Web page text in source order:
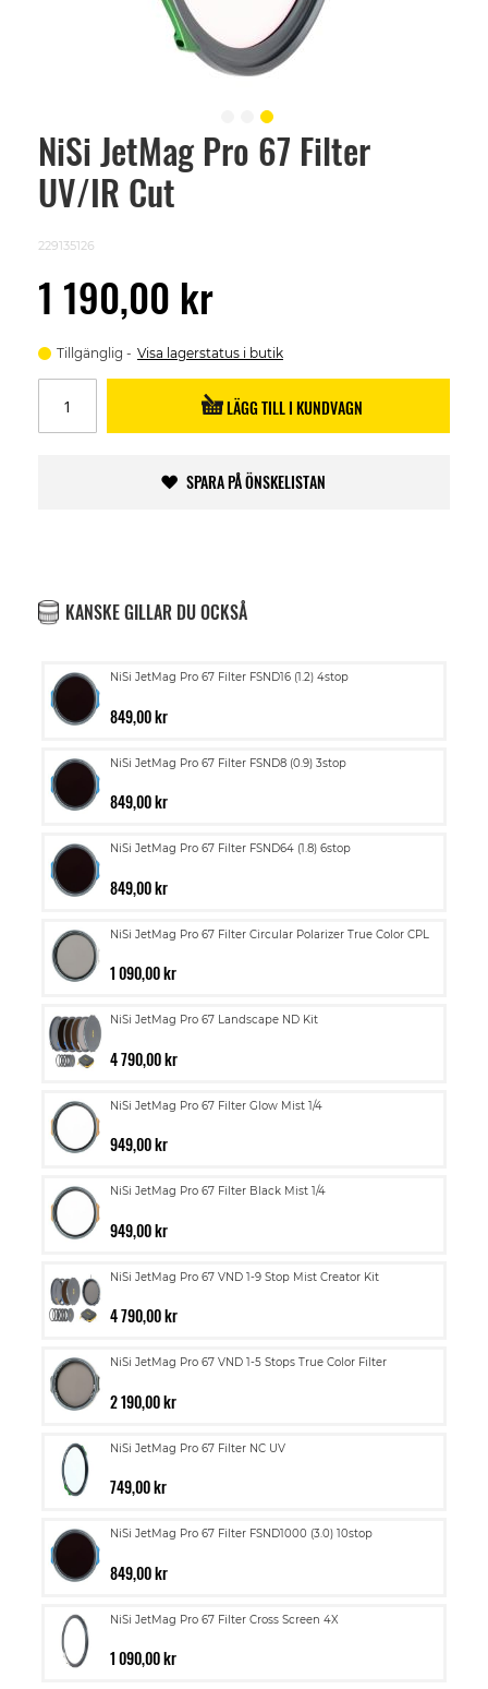
NiSi JetMag Pro 67 Filter
UV/IR Cut
229135126
1 190,00 kr
Tillgänglig Visa lagerstatus i butik
LÄGG TILL I KUNDVAGN
SPARA PÅ ÖNSKELISTAN
KANSKE GILLAR DU OCKSÅ
NiSi JetMag Pro 67 Filter FSND16 (1.2) 4stop
849,00 kr
NiSi JetMag Pro 67 Filter FSND8 (0.9) 3stop
849,00 kr
NiSi JetMag Pro 67 Filter FSND64 (1.8) 6stop
849,00 kr
NiSi JetMag Pro 67 Filter Circular Polarizer True Color CPL
1 090,00 kr
NiSi JetMag Pro 67 Landscape ND Kit
4 790,00 kr
NiSi JetMag Pro 67 Filter Glow Mist 1/4
949,00 kr
NiSi JetMag Pro 67 Filter Black Mist 1/4
949,00 kr
NiSi JetMag Pro 67 VND 1-9 Stop Mist Creator Kit
4 790,00 kr
NiSi JetMag Pro 67 VND 1-5 Stops True Color Filter
2 190,00 kr
NiSi JetMag Pro 67 Filter NC UV
749,00 kr
NiSi JetMag Pro 67 Filter FSND1000 (3.0) 10stop
849,00 kr
NiSi JetMag Pro 67 Filter Cross Screen 4X
1 090,00 kr
Skip
beginning
images